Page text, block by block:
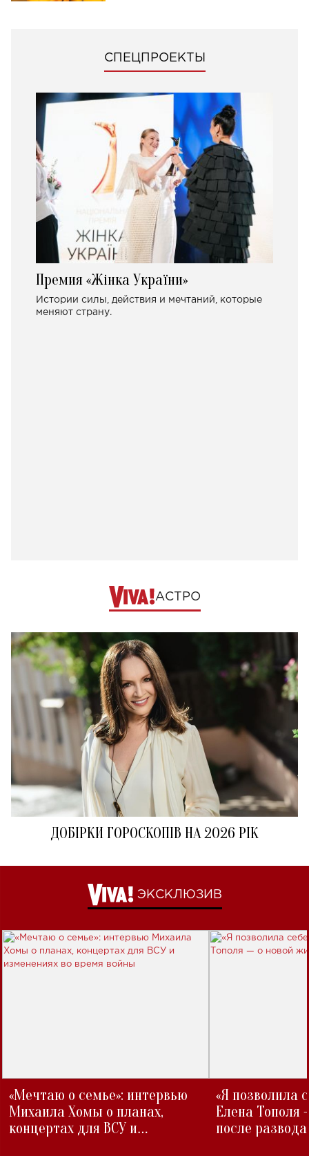
СПЕЦПРОЕКТЫ
Премия «Жінка України»
Истории силы, действия и мечтаний, которые
меняют страну.
АСТРО
ДОБІРКИ ГОРОСКОПІВ НА 2026 РІК
ЭКСКЛЮЗИВ
«Мечтаю о семье»: интервью
Михаила Хомы о планах,
концертах для ВСУ и
«Я позволила
Елена Тополя
после развода